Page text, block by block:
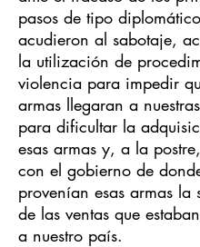
pasos de tipo
acudieron al sabotaje,
la utilización de
violencia para impedir
armas llegaran a
para dificultar la
esas armas y, a la
con el gobierno de
provenían esas armas la
de las ventas que
a nuestro país.